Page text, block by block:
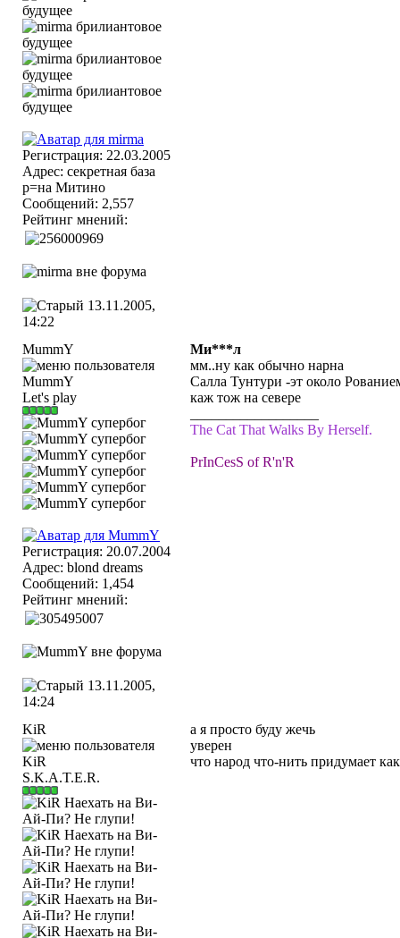
Регистрация: 22.03.2005
Адрес: секретная база
р=на Митино
Сообщений: 2,557
Рейтинг мнений:
13.11.2005,
14:22
MummY
Let's play
Регистрация: 20.07.2004
Адрес: blond dreams
Сообщений: 1,454
Рейтинг мнений:
Ми***л
мм..ну как обычно нарна
Салла Тунтури -эт около
каж тож на севере
The Cat That Walks By Herself.
PrInCesS of R'n'R
13.11.2005,
14:24
KiR
S.K.A.T.E.R.
а я просто буду жечь
уверен
что народ что-нить придумает